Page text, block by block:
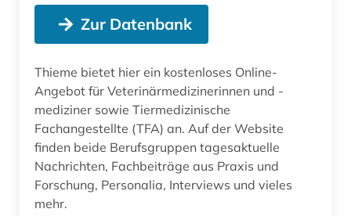
Zur Datenbank
Thieme bietet hier ein kostenloses Online-
Angebot für Veterinärmedizinerinnen und -
mediziner sowie Tiermedizinische
Fachangestellte (TFA) an. Auf der Website
finden beide Berufsgruppen tagesaktuelle
Nachrichten, Fachbeiträge aus Praxis und
Forschung, Personalia, Interviews und vieles
mehr.